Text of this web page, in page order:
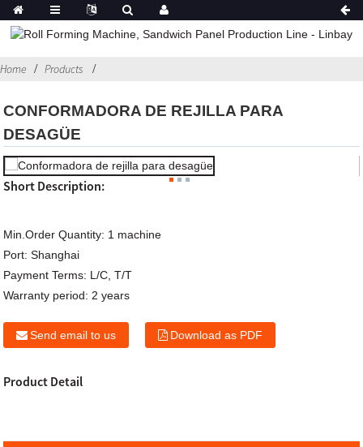
Home Products
CONFORMADORA DE REJILLA PARA
DESAGÜE
Short Description:
Min.Order Quantity: 1 machine
Port:Shanghai
Payment Terms: L/C, T/T
Warranty period: 2 years
Send email to us Download as PDF
Product Detail